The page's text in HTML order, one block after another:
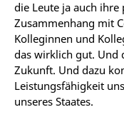
die Leute ja auch
Zusammenhang mit
Kolleginnen und
das wirklich gut. Und
Zukunft. Und dazu
Leistungsfähigkeit
unseres Staates.